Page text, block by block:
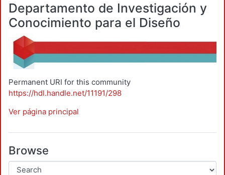
Departamento de Investigación y
Conocimiento para el Diseño
Permanent URI for this community
https://hdl.handle.net/11191/298
Ver página principal
Browse